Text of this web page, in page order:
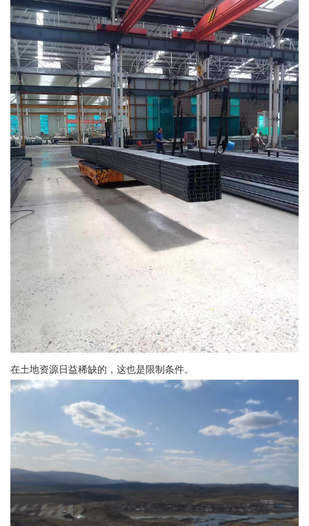
在土地资源日益稀缺的，这也是限制条件。